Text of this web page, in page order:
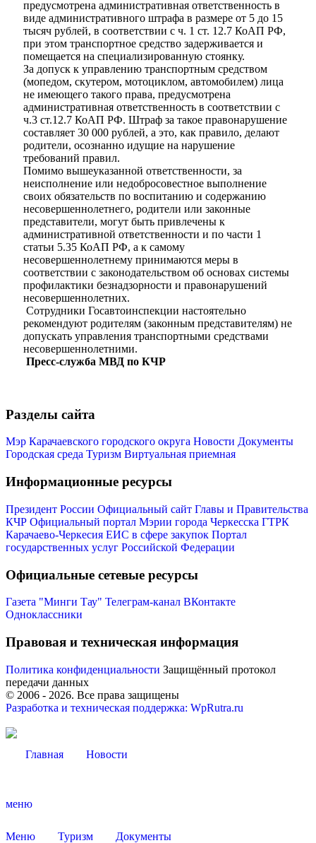
предусмотрена административная ответственность в
виде административного штрафа в размере от 5 до 15
тысяч рублей, в соответствии с ч. 1 ст. 12.7 КоАП РФ,
при этом транспортное средство задерживается и
помещается на специализированную стоянку.
За допуск к управлению транспортным средством
(мопедом, скутером, мотоциклом, автомобилем) лица
не имеющего такого права, предусмотрена
административная ответственность в соответствии с
ч.3 ст.12.7 КоАП РФ. Штраф за такое правонарушение
составляет 30 000 рублей, а это, как правило, делают
родители, осознанно идущие на нарушение
требований правил.
Помимо вышеуказанной ответственности, за
неисполнение или недобросовестное выполнение
своих обязательств по воспитанию и содержанию
несовершеннолетнего, родители или законные
представители, могут быть привлечены к
административной ответственности и по части 1
статьи 5.35 КоАП РФ, а к самому
несовершеннолетнему принимаются меры в
соответствии с законодательством об основах системы
профилактики безнадзорности и правонарушений
несовершеннолетних.
Сотрудники Госавтоинспекции настоятельно
рекомендуют родителям (законным представителям) не
допускать управления транспортными средствами
несовершеннолетними.
Пресс-служба МВД по КЧР
Разделы сайта
Мэр Карачаевского городского округа Новости Документы
Городская среда Туризм Виртуальная приемная
Информационные ресурсы
Президент России Официальный сайт Главы и Правительства
КЧР Официальный портал Мэрии города Черкесска ГТРК
Карачаево-Черкесия ЕИС в сфере закупок Портал
государственных услуг Российской Федерации
Официальные сетевые ресурсы
Газета "Минги Тау" Телеграм-канал ВКонтакте
Одноклассники
Правовая и техническая информация
Политика конфиденциальности Защищённый протокол
передачи данных
© 2006 - 2026. Все права защищены
Разработка и техническая поддержка: WpRutra.ru
Главная Новости
меню
Меню Туризм Документы
Администрация